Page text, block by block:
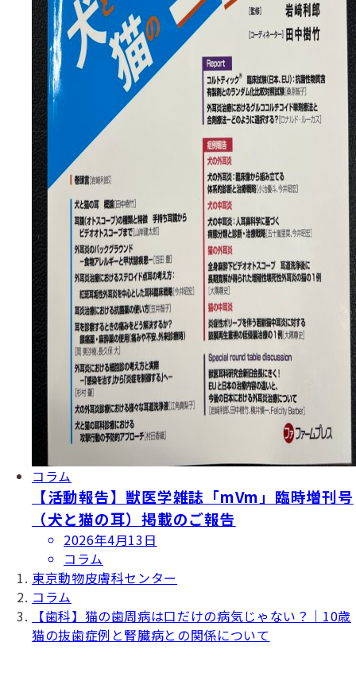
コラム
【活動報告】獣医学雑誌「mVm」臨時増刊号
（犬と猫の耳）掲載のご報告
投
稿
日
2026年4月13日
コラム
東京動物皮膚科センター
コラム
【歯科】猫の歯周病は口だけの病気じゃない？｜10歳
猫の抜歯症例と腎臓病との関係について